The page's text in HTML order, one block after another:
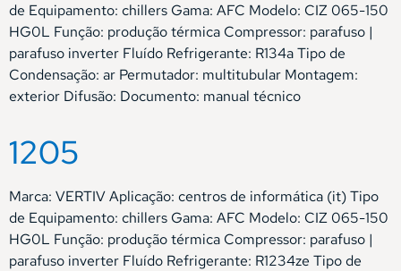
de Equipamento: chillers Gama: AFC Modelo: CIZ 065-150
HG0L Função: produção térmica Compressor: parafuso |
parafuso inverter Fluído Refrigerante: R134a Tipo de
Condensação: ar Permutador: multitubular Montagem:
exterior Difusão: Documento: manual técnico
1205
Marca: VERTIV Aplicação: centros de informática (it) Tipo
de Equipamento: chillers Gama: AFC Modelo: CIZ 065-150
HG0L Função: produção térmica Compressor: parafuso |
parafuso inverter Fluído Refrigerante: R1234ze Tipo de